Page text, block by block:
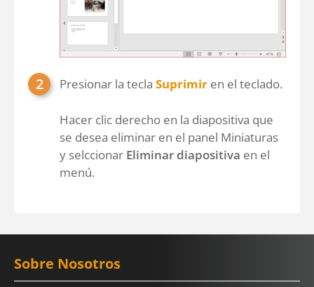
Presionar la tecla Suprimir en el teclado.
Hacer clic derecho en la diapositiva que
se desea eliminar en el panel Miniaturas
y selccionar Eliminar diapositiva en el
menú.
Sobre Nosotros